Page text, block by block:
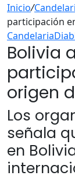
Inicio/
participación
Candelaria
Bolivia
origen
Los
señala
en